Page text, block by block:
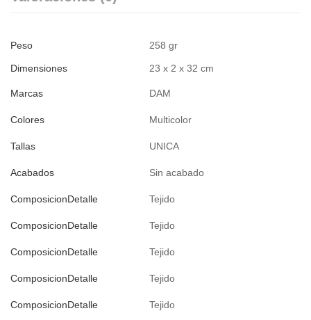
Peso 258 gr
Dimensiones 23 x 2 x 32 cm
Marcas DAM
Colores Multicolor
Tallas UNICA
Acabados Sin acabado
ComposicionDetalle Tejido
ComposicionDetalle Tejido
ComposicionDetalle Tejido
ComposicionDetalle Tejido
ComposicionDetalle Tejido